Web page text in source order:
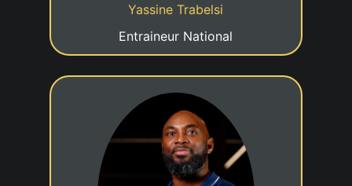
Yassine Trabelsi
Entraineur National
4eme DAN
Date de naissance
30/07/1985